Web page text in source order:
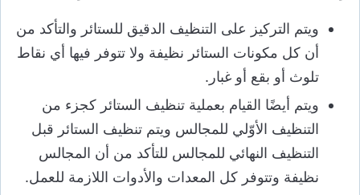
ويتم التركيز على التنظيف الدقيق للستائر والتأكد من
أن كل مكونات الستائر نظيفة ولا تتوفر فيها أي نقاط
تلوث أو بقع أو غبار.
ويتم أيضًا القيام بعملية تنظيف الستائر كجزء من
التنظيف الأوّلي للمجالس ويتم تنظيف الستائر قبل
التنظيف النهائي للمجالس للتأكد من أن المجالس
نظيفة وتتوفر كل المعدات والأدوات اللازمة للعمل.